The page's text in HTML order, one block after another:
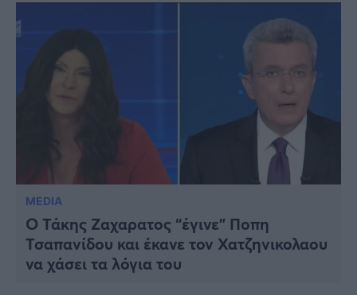
MEDIA
Ο Τάκης Ζαχαρατος “έγινε” Ποπη
Τσαπανίδου και έκανε τον Χατζηνικολαου
να χάσει τα λόγια του